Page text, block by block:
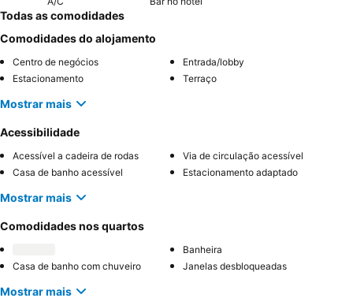
Todas as comodidades
Comodidades do alojamento
Centro de negócios
Entrada/lobby
Estacionamento
Terraço
Mostrar mais
Acessibilidade
Acessível a cadeira de rodas
Via de circulação acessível
Casa de banho acessível
Estacionamento adaptado
Mostrar mais
Comodidades nos quartos
Banheira
Casa de banho com chuveiro
Janelas desbloqueadas
Mostrar mais